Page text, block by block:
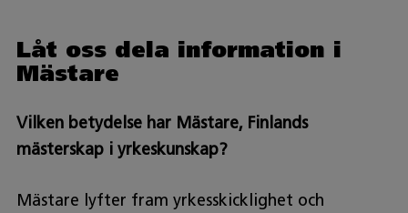
Låt oss dela information i
Mästare
Vilken betydelse har Mästare, Finlands
mästerskap i yrkeskunskap?
Mästare lyfter fram yrkesskicklighet och